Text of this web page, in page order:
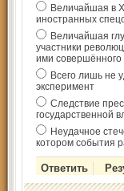
Величайшая в
иностранных
Величайшая
участники
ими совершённого
Всего лишь не
эксперимент
Следствие
государственной
Неудачное
котором события